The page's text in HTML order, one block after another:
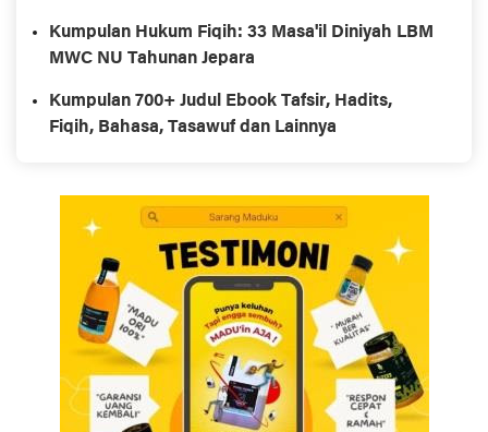
Kumpulan Hukum Fiqih: 33 Masa'il Diniyah LBM
MWC NU Tahunan Jepara
Kumpulan 700+ Judul Ebook Tafsir, Hadits,
Fiqih, Bahasa, Tasawuf dan Lainnya